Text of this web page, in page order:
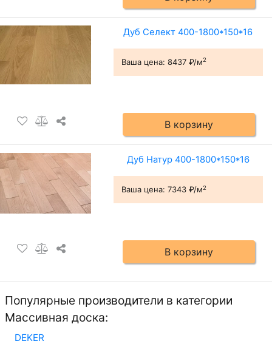
Дуб Селект 400-1800*150*16
Ваша цена: 8437 ₽/м2
В корзину
Дуб Натур 400-1800*150*16
Ваша цена: 7343 ₽/м2
В корзину
Популярные производители в категории
Массивная доска:
DEKER